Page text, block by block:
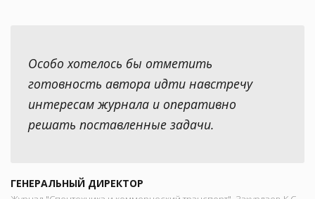
Особо хотелось бы отметить
готовность автора идти навстречу
интересам журнала и оперативно
решать поставленные задачи.
ГЕНЕРАЛЬНЫЙ ДИРЕКТОР